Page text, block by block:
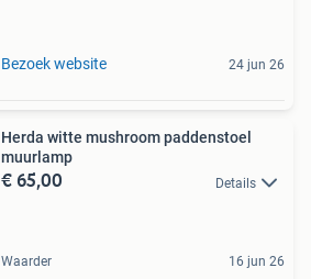
Bezoek website 24 jun 26
Herda witte mushroom paddenstoel
muurlamp
€ 65,00 Details
Waarder 16 jun 26